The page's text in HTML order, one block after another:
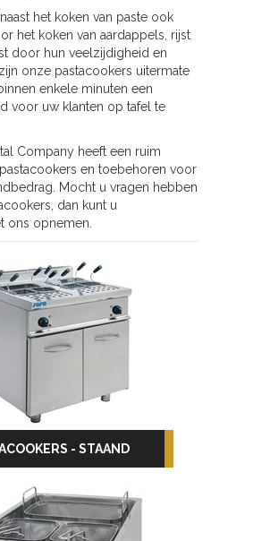
het koken van paste ook
het koken van aardappels, rijst
door hun veelzijdigheid en
onze pastacookers uitermate
enkele minuten een
voor uw klanten op tafel te
Company heeft een ruim
en toebehoren voor
Mocht u vragen hebben
dan kunt u
ons opnemen.
- STAAND